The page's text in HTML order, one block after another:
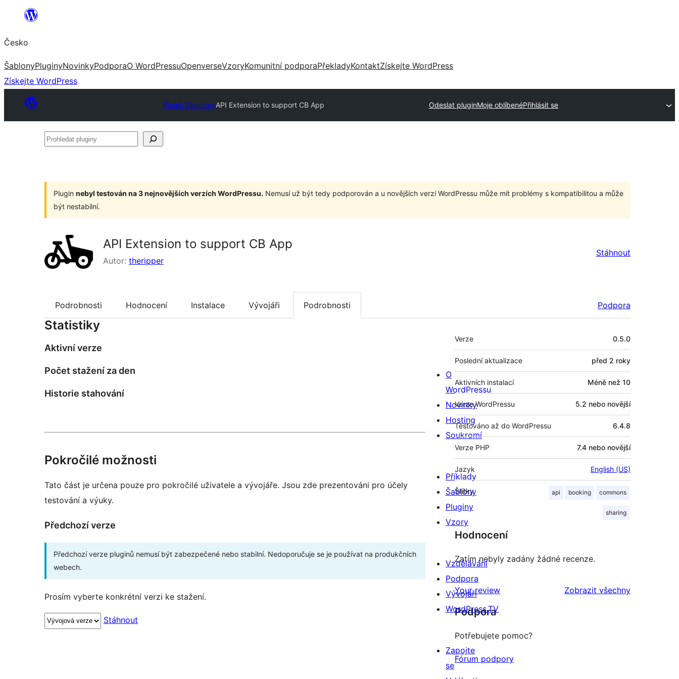
Přeskočit
obsah
Česko
ŠablonyPluginyNovinkyPodporaO WordPressuOpenverseVzoryKomunitní podporaPřekladyKontaktZískejte WordPress
Získejte WordPress
Plugin DirectoryAPI Extension to support CB App Odeslat pluginMoje oblíbenéPřihlásit se
Prohledat
Plugin nebyl testován na 3 nejnovějších verzích WordPressu. Nemusí už být tedy podporován a u novějších verzí WordPressu může mít problémy s kompatibilitou a může
být nestabilní.
API Extension to support CB App
Autor: theripper
Stáhnout
Podrobnosti Hodnocení Instalace Vývojáři Podrobnosti Podpora
Statistiky
Aktivní verze
Počet stažení za den
Historie stahování
Pokročilé možnosti
Tato část je určena pouze pro pokročilé uživatele a vývojáře. Jsou zde prezentováni pro účely
testování a výuky.
Předchozí verze
Předchozí verze pluginů nemusí být zabezpečené nebo stabilní. Nedoporučuje se je používat na produkčních
webech.
Prosím vyberte konkrétní verzi ke stažení.
Stáhnout
Meta
Verze 0.5.0
Poslední aktualizace před 2 roky
Aktivních instalací Méně než 10
Verze WordPressu 5.2 nebo novější
Testováno až do WordPressu 6.4.8
Verze PHP 7.4 nebo novější
Jazyk English (US)
Štítky api booking commons
sharing
Hodnocení
Zatím nebyly zadány žádné recenze.
Your review Zobrazit všechnyrecenze
Podpora
Potřebujete pomoc?
Fórum podpory
O
WordPressu
Novinky
Hosting
Soukromí
Příklady
Šablony
Pluginy
Vzory
Vzdělávání
Podpora
Vývojáři
WordPress.TV
Zapojte
se